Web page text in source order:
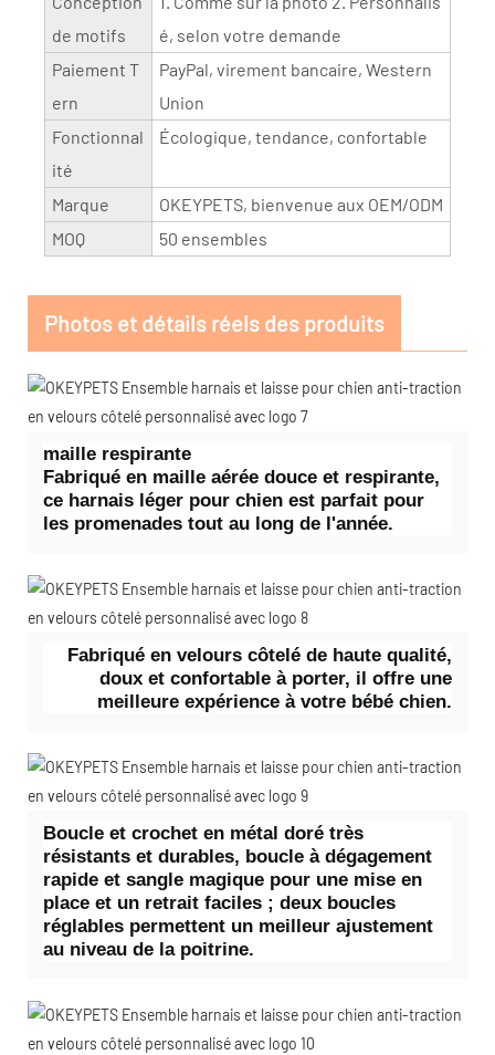
de motifs
é, selon votre demande
Paiement T
ern
PayPal, virement bancaire, Western
Union
Fonctionnal
ité
Écologique, tendance, confortable
Marque
OKEYPETS, bienvenue aux OEM/ODM
MOQ
50 ensembles
Photos et détails réels des produits
maille respirante
Fabriqué en maille aérée douce et respirante,
ce harnais léger pour chien est parfait pour
les promenades tout au long de l'année.
Fabriqué en velours côtelé de haute qualité,
doux et confortable à porter, il offre une
meilleure expérience à votre bébé chien.
Boucle et crochet en métal doré très
résistants et durables, boucle à dégagement
rapide et sangle magique pour une mise en
place et un retrait faciles ; deux boucles
réglables permettent un meilleur ajustement
au niveau de la poitrine.